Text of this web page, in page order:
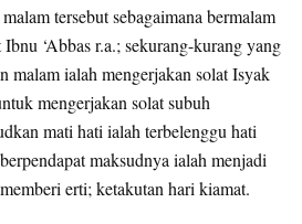
tersebut sebagaimana bermalam
‘Abbas r.a.; sekurang-kurang yang
malam ialah mengerjakan solat Isyak
mengerjakan solat subuh
mati hati ialah terbelenggu hati
maksudnya ialah menjadi
erti; ketakutan hari kiamat.